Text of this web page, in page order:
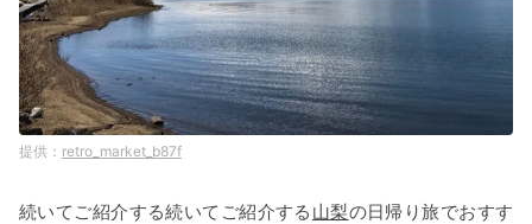
retro_market_b87f
続いてご紹介する続いてご紹介する 山梨の日帰り旅でおすす